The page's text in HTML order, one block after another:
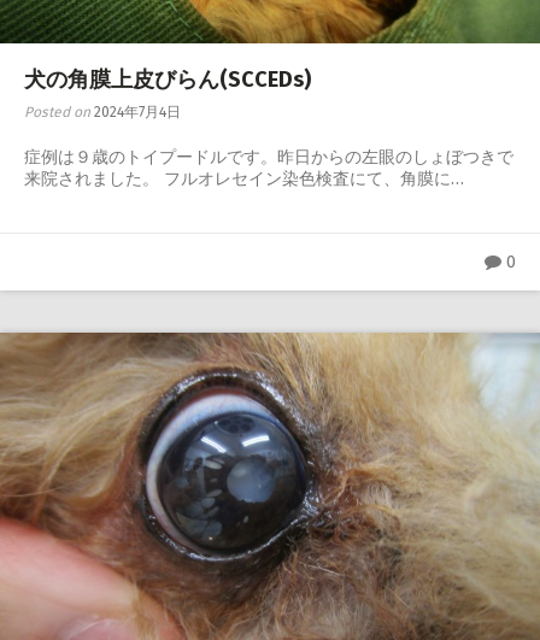
犬の角膜上皮びらん(SCCEDs)
Posted on 2024年7月4日
症例は９歳のトイプードルです。昨日からの左眼のしょぼつきで
来院されました。 フルオレセイン染色検査にて、角膜に…
0